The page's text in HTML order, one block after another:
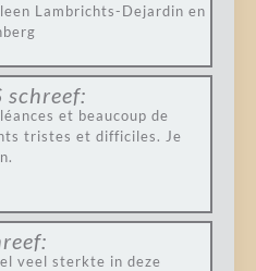
Lambrichts-Dejardin en
schreef:
et beaucoup de
tristes et difficiles. Je
veel sterkte in deze